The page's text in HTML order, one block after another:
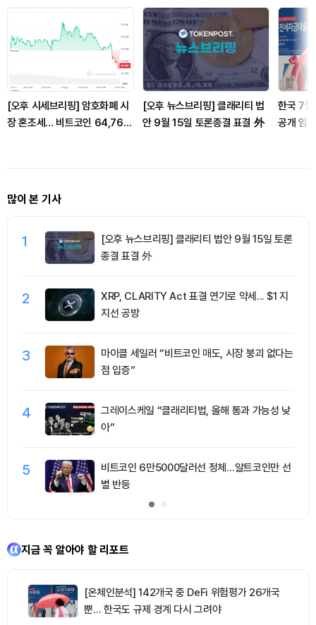
[오후 시세브리핑] 암호화폐 시
장 혼조세… 비트코인 64,762
[오후 뉴스브리핑] 클래리티 법
안 9월 15일 토론종결 표결 外
한국 7월
공개 임
많이 본 기사
1
[오후 뉴스브리핑] 클래리티 법안 9월 15일 토론
종결 표결 外
2
XRP, CLARITY Act 표결 연기로 약세... $1 지
지선 공방
3
마이클 세일러 “비트코인 매도, 시장 붕괴 없다는
점 입증”
4
그레이스케일 “클래리티법, 올해 통과 가능성 낮
아”
5
비트코인 6만5000달러선 정체…알트코인만 선
별 반등
지금 꼭 알아야 할 리포트
[온체인분석] 142개국 중 DeFi 위험평가 26개국
뿐… 한국도 규제 경계 다시 그려야